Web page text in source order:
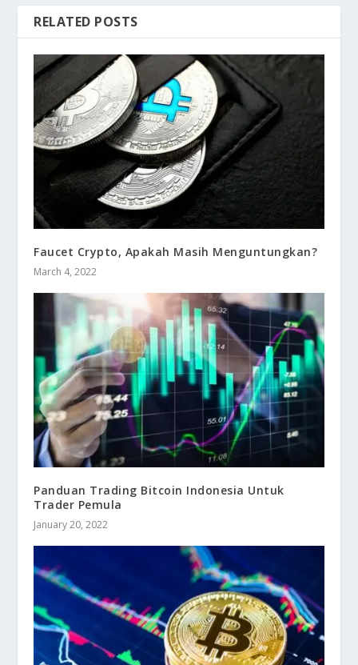
RELATED POSTS
Faucet Crypto, Apakah Masih Menguntungkan?
March 4, 2022
Panduan Trading Bitcoin Indonesia Untuk
Trader Pemula
January 20, 2022